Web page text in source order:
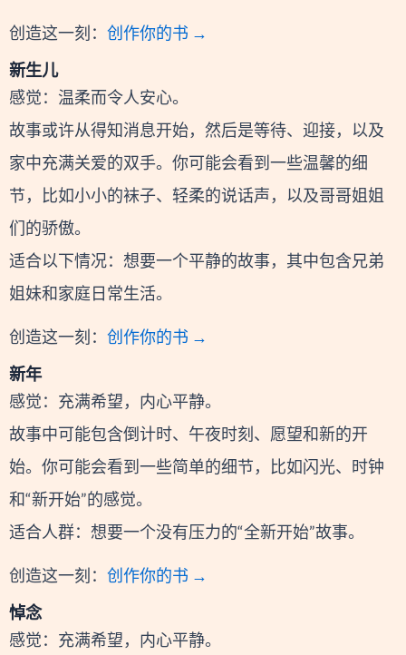
创造这一刻： 创作你的书 →
新生儿
感觉：温柔而令人安心。
故事或许从得知消息开始，然后是等待、迎接，以及
家中充满关爱的双手。你可能会看到一些温馨的细
节，比如小小的袜子、轻柔的说话声，以及哥哥姐姐
们的骄傲。
适合以下情况：想要一个平静的故事，其中包含兄弟
姐妹和家庭日常生活。
创造这一刻： 创作你的书 →
新年
感觉：充满希望，内心平静。
故事中可能包含倒计时、午夜时刻、愿望和新的开
始。你可能会看到一些简单的细节，比如闪光、时钟
和“新开始”的感觉。
适合人群：想要一个没有压力的“全新开始”故事。
创造这一刻： 创作你的书 →
悼念
感觉：充满希望，内心平静。